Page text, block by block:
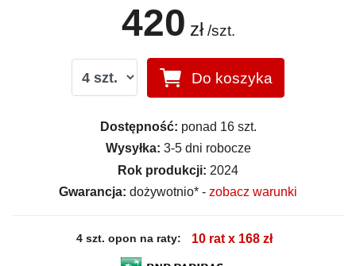
420 zł /szt.
Do koszyka
Dostępność: ponad 16 szt.
Wysyłka: 3-5 dni robocze
Rok produkcji: 2024
Gwarancja: dożywotnio* - zobacz warunki
4 szt. opon na raty: 10 rat x 168 zł